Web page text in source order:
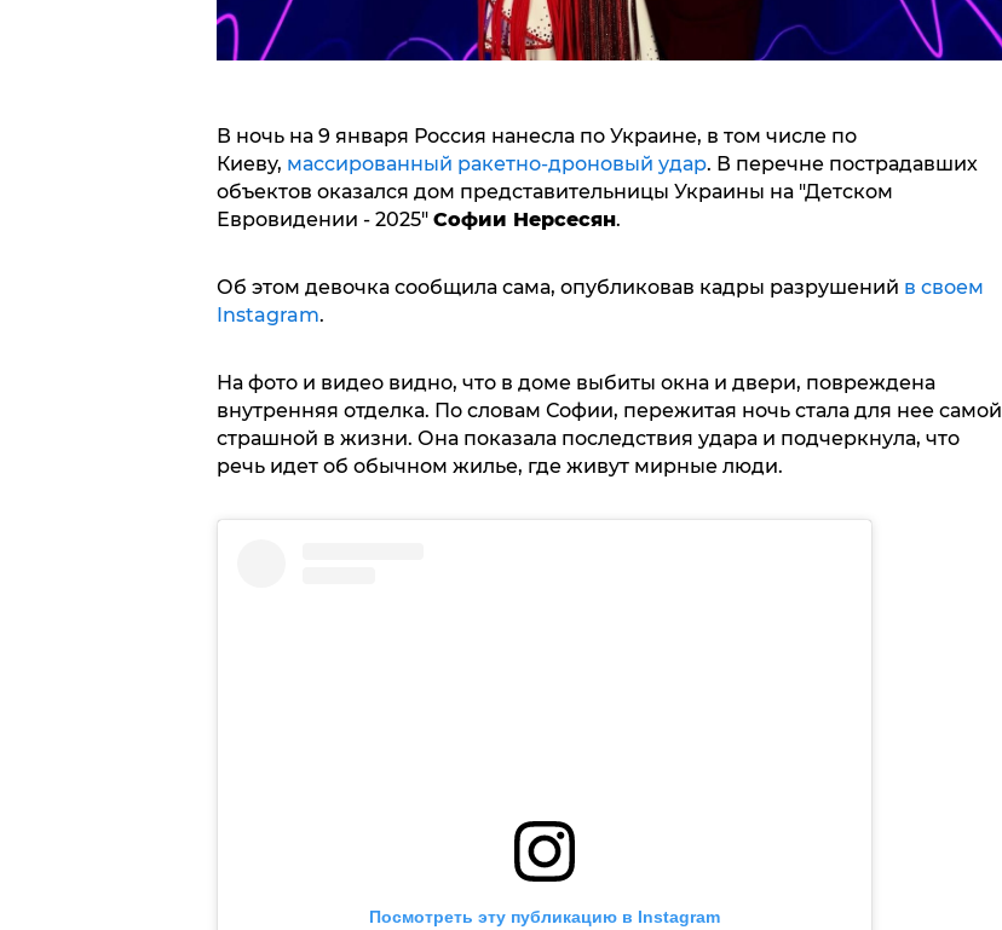
В ночь на 9 января Россия нанесла по Украине, в том числе по
Киеву, массированный ракетно-дроновый удар. В перечне пострадавших
объектов оказался дом представительницы Украины на "Детском
Евровидении - 2025" Софии Нерсесян.
Об этом девочка сообщила сама, опубликовав кадры разрушений в своем
Instagram.
На фото и видео видно, что в доме выбиты окна и двери, повреждена
внутренняя отделка. По словам Софии, пережитая ночь стала для нее самой
страшной в жизни. Она показала последствия удара и подчеркнула, что
речь идет об обычном жилье, где живут мирные люди.
Посмотреть эту публикацию в Instagram